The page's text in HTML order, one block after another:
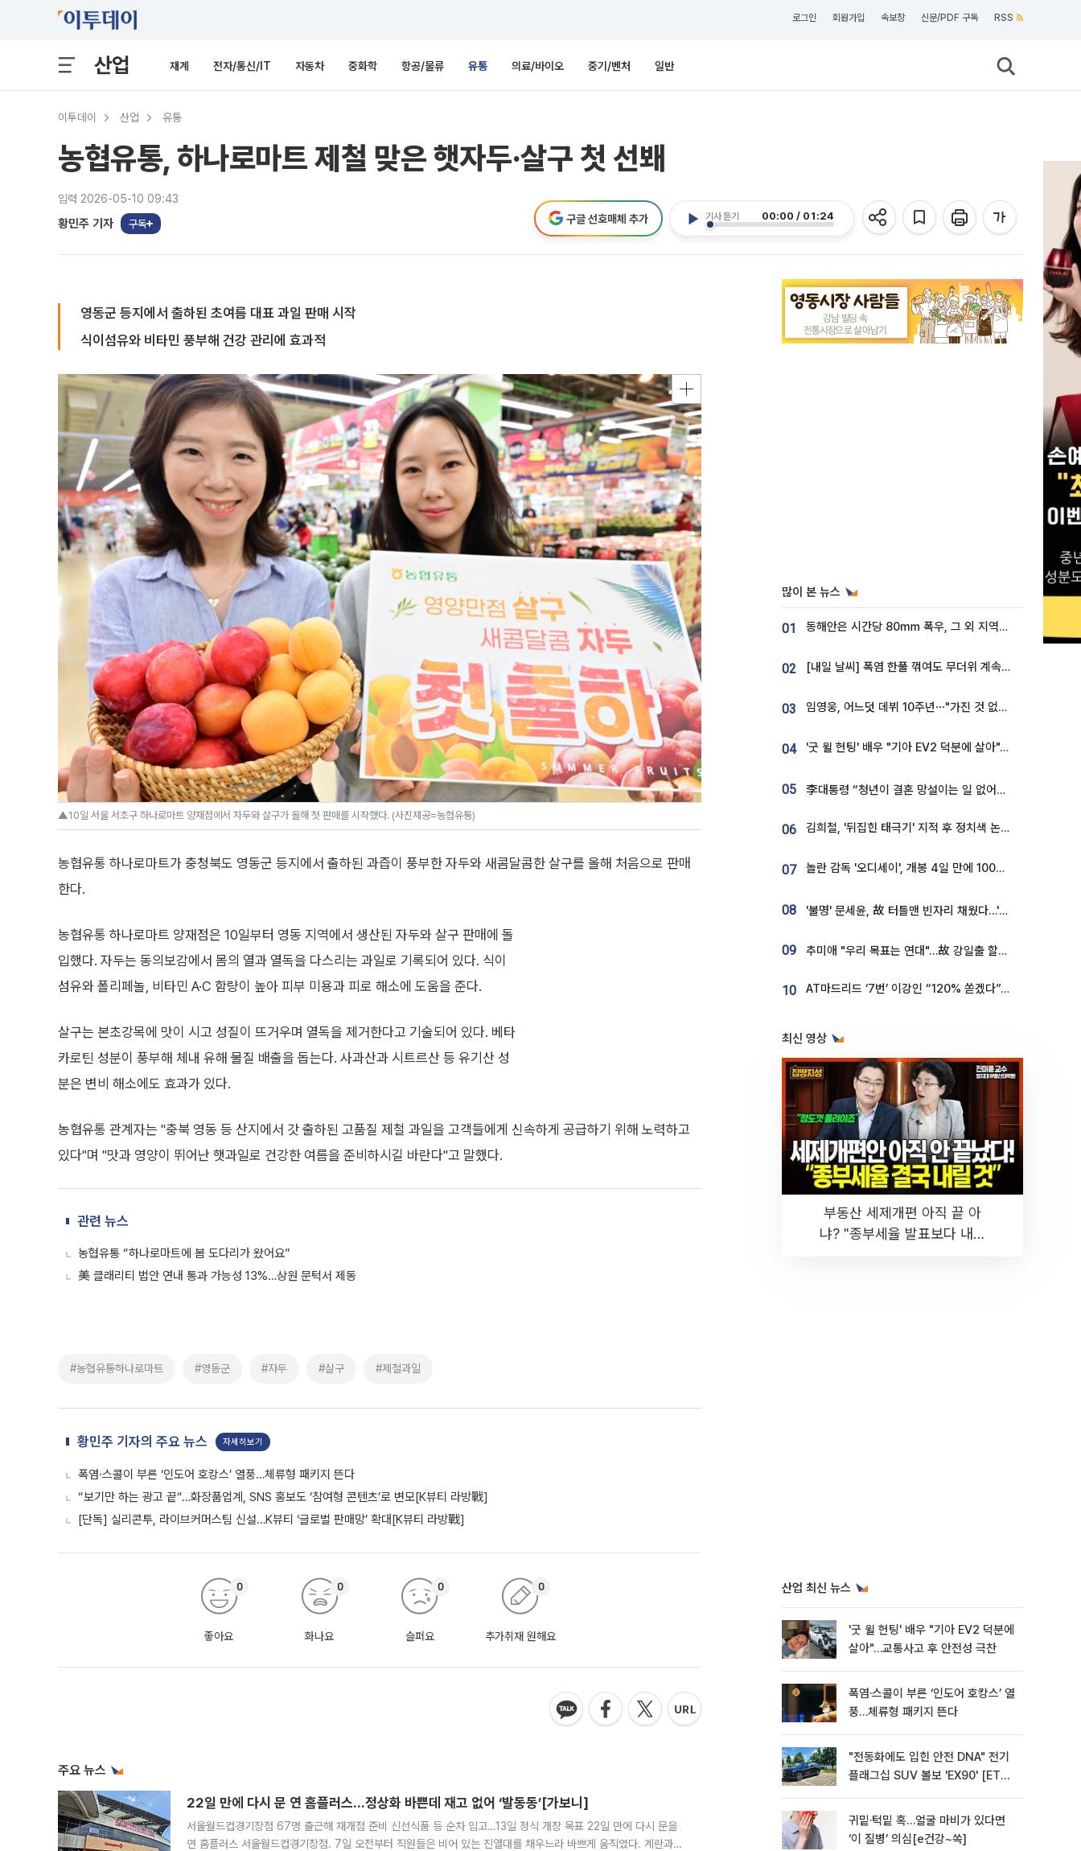
로그인 회원가입 속보창 신문/PDF 구독 RSS
산업 재계 전자/통신/IT 자동차 중화학 항공/물류 유통 의료/바이오 중기/벤처 일반
이투데이 산업 유통
농협유통, 하나로마트 제철 맞은 햇자두·살구 첫 선봬
입력 2026-05-10 09:43
황민주 기자 구독
기사 듣기 00:00 / 01:24
구글 선호매체 추가
영동군 등지에서 출하된 초여름 대표 과일 판매 시작
식이섬유와 비타민 풍부해 건강 관리에 효과적
▲10일 서울 서초구 하나로마트 양재점에서 자두와 살구가 올해 첫 판매를 시작했다. (사진제공=농협유통)
농협유통 하나로마트가 충청북도 영동군 등지에서 출하된 과즙이 풍부한 자두와 새콤달콤한 살구를 올해 처음으로 판매
한다.
농협유통 하나로마트 양재점은 10일부터 영동 지역에서 생산된 자두와 살구 판매에 돌
입했다. 자두는 동의보감에서 몸의 열과 열독을 다스리는 과일로 기록되어 있다. 식이
섬유와 폴리페놀, 비타민 A·C 함량이 높아 피부 미용과 피로 해소에 도움을 준다.
살구는 본초강목에 맛이 시고 성질이 뜨거우며 열독을 제거한다고 기술되어 있다. 베타
카로틴 성분이 풍부해 체내 유해 물질 배출을 돕는다. 사과산과 시트르산 등 유기산 성
분은 변비 해소에도 효과가 있다.
농협유통 관계자는 "충북 영동 등 산지에서 갓 출하된 고품질 제철 과일을 고객들에게 신속하게 공급하기 위해 노력하고
있다"며 "맛과 영양이 뛰어난 햇과일로 건강한 여름을 준비하시길 바란다"고 말했다.
관련 뉴스
농협유통 “하나로마트에 봄 도다리가 왔어요”
美 클래리티 법안 연내 통과 가능성 13%…상원 문턱서 제동
#농협유통하나로마트 #영동군 #자두 #살구 #제철과일
황민주 기자의 주요 뉴스 자세히보기
폭염·스콜이 부른 ‘인도어 호캉스’ 열풍…체류형 패키지 뜬다
“보기만 하는 광고 끝“…화장품업계, SNS 홍보도 ‘참여형 콘텐츠’로 변모[K뷰티 라방戰]
[단독] 실리콘투, 라이브커머스팀 신설…K뷰티 ‘글로벌 판매망’ 확대[K뷰티 라방戰]
좋아요
0
화나요
0
슬퍼요
0
추가취재 원해요
0
주요 뉴스
22일 만에 다시 문 연 홈플러스…정상화 바쁜데 재고 없어 ‘발동동’[가보니]
서울월드컵경기장점 67명 출근해 재개점 준비 신선식품 등 순차 입고…13일 정식 개장 목표 22일 만에 다시 문을
연 홈플러스 서울월드컵경기장점. 7일 오전부터 직원들은 비어 있는 진열대를 채우느라 바쁘게 움직였다. 계란과
많이 본 뉴스
01 동해안은 시간당 80㎜ 폭우, 그 외 지역은 폭염…‘극과 극 날씨’
02 [내일 날씨] 폭염 한풀 꺾여도 무더위 계속⋯동해안 이틀 연속 비
03 임영웅, 어느덧 데뷔 10주년⋯"가진 것 없던 시절, 내 앞엔 20명의 팬뿐"
04 '굿 윌 헌팅' 배우 "기아 EV2 덕분에 살아"…교통사고 후 안전성 극찬
05 李대통령 “청년이 결혼 망설이는 일 없어야...제도상 불이익 조사”
06 김희철, '뒤집힌 태극기' 지적 후 정치색 논란…"좌우 떠나 우리나라 국기"
07 놀란 감독 '오디세이', 개봉 4일 만에 100만 돌파⋯'왕사남' 보다 빠르다
08 '불명' 문세윤, 故 터틀맨 빈자리 채웠다…'거북이' 눈물의 최종 우승
09 추미애 "우리 목표는 연대"…故 강일출 할머니 흉상 제막
10 AT마드리드 ‘7번’ 이강인 “120% 쏟겠다”⋯시메오네 감독 “필요한 선수”
최신 영상
부동산 세제개편 아직 끝 아
냐? "종부세율 발표보다 내릴
산업 최신 뉴스
'굿 윌 헌팅' 배우 "기아 EV2 덕분에
살아"…교통사고 후 안전성 극찬
폭염·스콜이 부른 ‘인도어 호캉스’ 열
풍…체류형 패키지 뜬다
"전동화에도 입힌 안전 DNA" 전기
플래그십 SUV 볼보 'EX90' [ET의
귀밑·턱밑 혹…얼굴 마비가 있다면
‘이 질병’ 의심[e건강~쏙]